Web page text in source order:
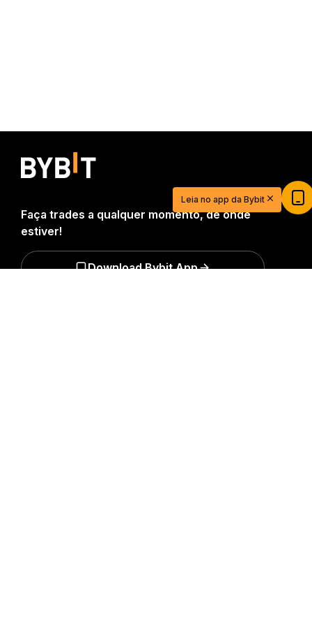
Faça trades a qualquer momento, de onde
estiver!
Download Bybit App
Comece sua jornada de trading com
US$20
Começar
Leia no app da Bybit